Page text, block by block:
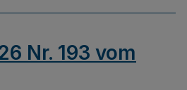
Nr. 193 vom